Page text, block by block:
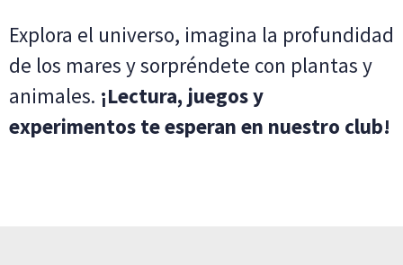
Explora el universo, imagina la profundidad
de los mares y sorpréndete con plantas y
animales. ¡Lectura, juegos y
experimentos te esperan en nuestro club!